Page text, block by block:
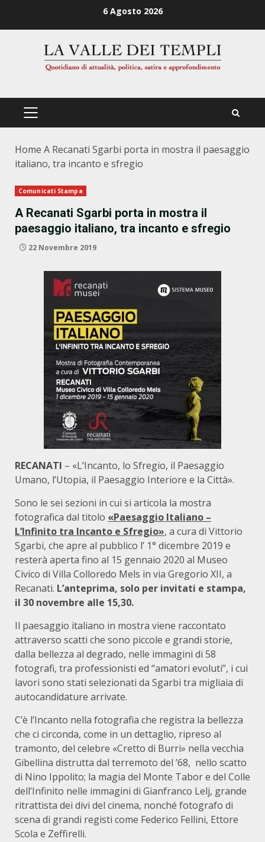
6 Agosto 2026
PRIMÄRES
Home A Recanati Sgarbi porta in mostra il paesaggio
italiano, tra incanto e sfregio
Comunicati Stampa
A Recanati Sgarbi porta in mostra il
paesaggio italiano, tra incanto e sfregio
22 Novembre 2019
RECANATI – «L’Incanto, lo Sfregio, il Paesaggio
Umano, l’Utopia, il Paesaggio Interiore e la Città».
Sono le sei sezioni in cui si articola la mostra
fotografica dal titolo «Paesaggio Italiano –
L’Infinito tra Incanto e Sfregio», a cura di Vittorio
Sgarbi, che apre al pubblico l’ 1° dicembre 2019 e
resterà aperta fino al 15 gennaio 2020 al Museo
Civico di Villa Colloredo Mels in via Gregorio XII, a
Recanati. L’anteprima, solo per invitati e stampa,
il 30 novembre alle 15,30.
Il paesaggio italiano in mostra viene raccontato
attraverso scatti che sono piccole e grandi storie,
dalla bellezza al degrado, nelle immagini di 58
fotografi, tra professionisti ed “amatori evoluti”, i cui
lavori sono stati selezionati da Sgarbi tra migliaia di
autocandidature arrivate.
C’è l’Incanto nella fotografia che registra la bellezza
che ci circonda, come in un dettaglio, ripreso al
tramonto, del celebre «Cretto di Burri» nella vecchia
Gibellina distrutta dal terremoto del ’68, nello scatto
di Nino Ippolito; la magia del Monte Tabor e del Colle
dell’Infinito nelle immagini di Gianfranco Lelj, grande
ritrattista dei divi del cinema, nonché fotografo di
scena di grandi registi come Federico Fellini, Ettore
Scola e Zeffirelli.